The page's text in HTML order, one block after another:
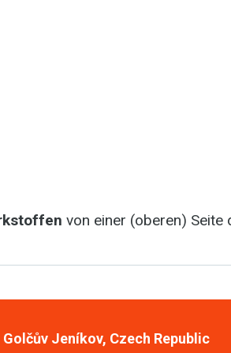
von einer (oberen) Seite
Jeníkov, Czech Republic